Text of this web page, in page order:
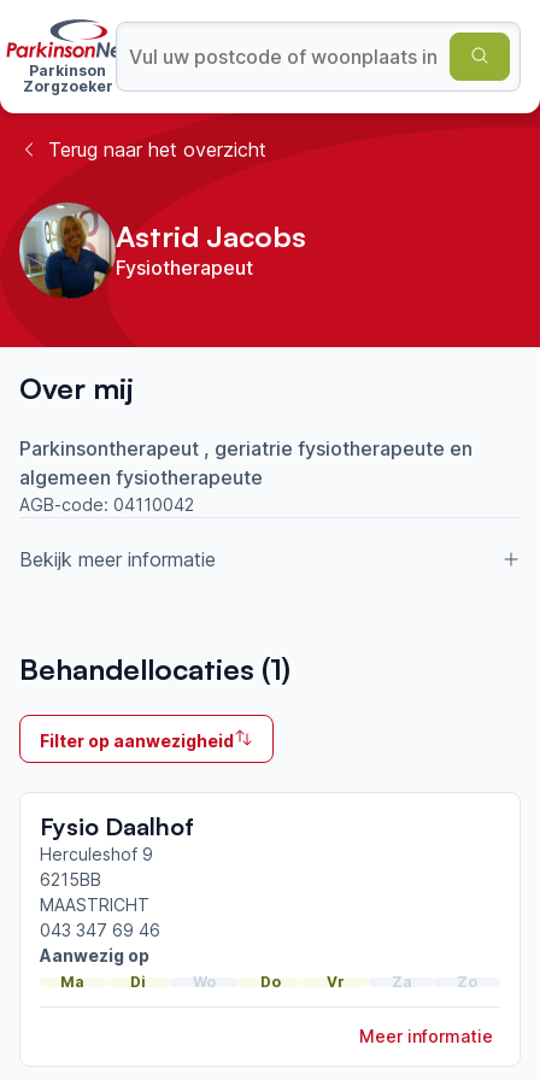
Parkinson
Zorgzoeker
Terug naar het overzicht
Astrid Jacobs
Fysiotherapeut
Over mij
Parkinsontherapeut , geriatrie fysiotherapeute en
algemeen fysiotherapeute
AGB-code: 04110042
Bekijk meer informatie
2005
Ik behandel
Op locatie & Thuis
netwerk
Maastricht
Afgeronde ParkinsonNet-scholingen
ParkinsonNet congres 2026
ParkinsonNet congres 2025
ParkinsonNet congres 2023
Behandellocaties (1)
Filter op aanwezigheid
Fysio Daalhof
Herculeshof 9
6215BB
MAASTRICHT
043 347 69 46
Aanwezig op
Ma Di Wo Do Vr Za Zo
Meer informatie